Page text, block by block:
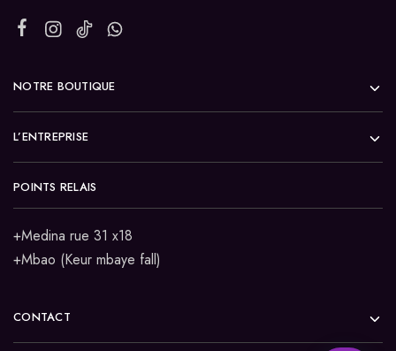
NOTRE BOUTIQUE
L’ENTREPRISE
POINTS RELAIS
+Medina rue 31 x18
+Mbao (Keur mbaye fall)
CONTACT